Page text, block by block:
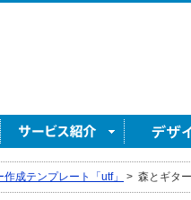
作成テンプレート「utf」 > 森とギタ